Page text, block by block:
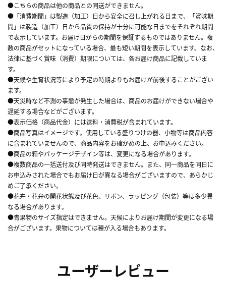
●こちらの商品は他の商品との同送ができません。
●「消費期間」は製造（加工）日から安全に召し上がれる日まで、「賞味期
間」は製造（加工）日から品質の保持が十分に可能な日までをそれぞれ期間
で表示しています。お届け日からの期間を保証するものではありません。複
数の商品がセットになっている場合、最も短い期間を表示しています。なお、
法律に基づく賞味（消費）期限については、各お届け商品に記載していま
す。
●天候や生育状況等により予定の時期よりもお届けが前後することがござい
ます。
●天災時など不測の事態が発生した場合は、商品のお届けができない場合や
遅延する場合などがございます。
●表示価格（商品代金）には送料・消費税が含まれています。
●商品写真はイメージです。使用している盛りつけの器、小物等は商品内容
に含まれていませんので、商品内容をお確かめの上、お申込みください。
●商品の箱やパッケージデザイン等は、変更になる場合があります。
●複数商品の一括送付及び同時発送はできません。また、同一商品を同日に
お申込みされた場合でもお届け日が異なる場合がございますので、あらかじ
めご了承ください。
●花卉・花弁の開花状態及び花色、リボン、ラッピング（包装）等は多少異
なる場合があります。
●青果物のサイズ指定はできません。天候によりお届け期間が変更になる場
合がございます。果物については種が入る場合もあります。
ユーザーレビュー